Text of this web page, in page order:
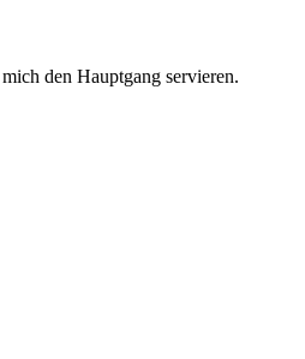
den Hauptgang servieren.